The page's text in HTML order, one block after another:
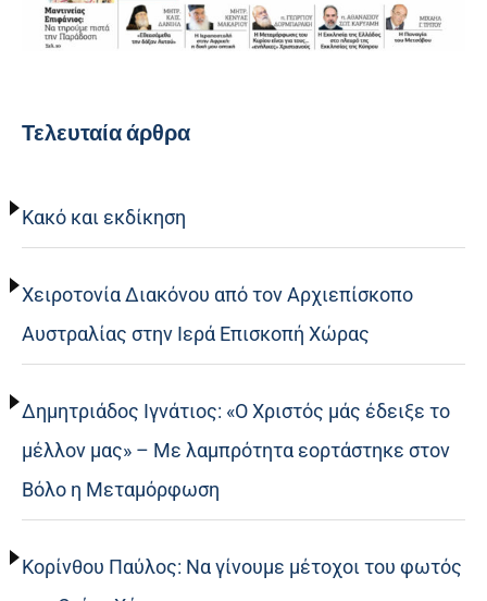
Τελευταία άρθρα
Κακό και εκδίκηση
Χειροτονία Διακόνου από τον Αρχιεπίσκοπο
Αυστραλίας στην Ιερά Επισκοπή Χώρας
Δημητριάδος Ιγνάτιος: «Ο Χριστός μάς έδειξε το
μέλλον μας» – Με λαμπρότητα εορτάστηκε στον
Βόλο η Μεταμόρφωση
Κορίνθου Παύλος: Να γίνουμε μέτοχοι του φωτός